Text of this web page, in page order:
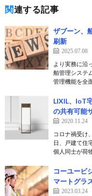
関連する記事
ザブーン、
刷新
2025.07.08
より実務に沿
舶管理システ
管理機能を全
LIXIL、IoT
の共有可能
2020.11.24
コロナ禍受け
日、戸建て住
個人同士が荷
コーユービ
マートグラ
2023.03.24